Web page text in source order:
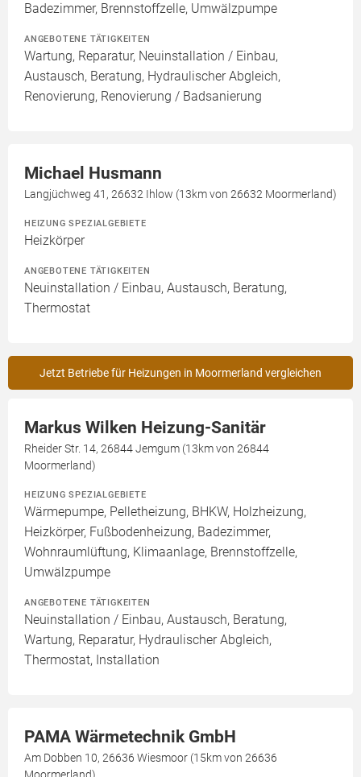
Badezimmer, Brennstoffzelle, Umwälzpumpe
ANGEBOTENE TÄTIGKEITEN
Wartung, Reparatur, Neuinstallation / Einbau,
Austausch, Beratung, Hydraulischer Abgleich,
Renovierung, Renovierung / Badsanierung
Michael Husmann
Langjüchweg 41, 26632 Ihlow (13km von 26632 Moormerland)
HEIZUNG SPEZIALGEBIETE
Heizkörper
ANGEBOTENE TÄTIGKEITEN
Neuinstallation / Einbau, Austausch, Beratung,
Thermostat
Jetzt Betriebe für Heizungen in Moormerland vergleichen
Markus Wilken Heizung-Sanitär
Rheider Str. 14, 26844 Jemgum (13km von 26844
Moormerland)
HEIZUNG SPEZIALGEBIETE
Wärmepumpe, Pelletheizung, BHKW, Holzheizung,
Heizkörper, Fußbodenheizung, Badezimmer,
Wohnraumlüftung, Klimaanlage, Brennstoffzelle,
Umwälzpumpe
ANGEBOTENE TÄTIGKEITEN
Neuinstallation / Einbau, Austausch, Beratung,
Wartung, Reparatur, Hydraulischer Abgleich,
Thermostat, Installation
PAMA Wärmetechnik GmbH
Am Dobben 10, 26636 Wiesmoor (15km von 26636